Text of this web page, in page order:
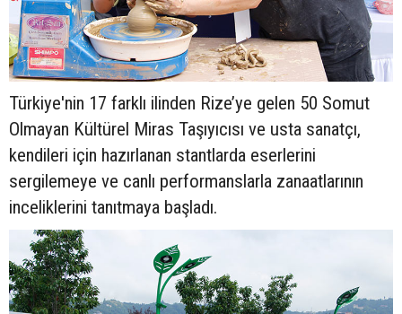
Türkiye'nin 17 farklı ilinden Rize’ye gelen 50 Somut
Olmayan Kültürel Miras Taşıyıcısı ve usta sanatçı,
kendileri için hazırlanan stantlarda eserlerini
sergilemeye ve canlı performanslarla zanaatlarının
inceliklerini tanıtmaya başladı.